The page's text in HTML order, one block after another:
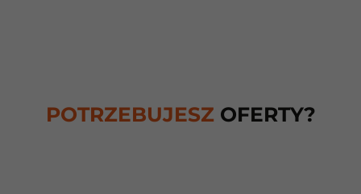
POTRZEBUJESZ OFERTY?